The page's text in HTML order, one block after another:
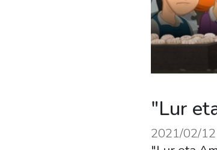
"Lur
2021/02/12